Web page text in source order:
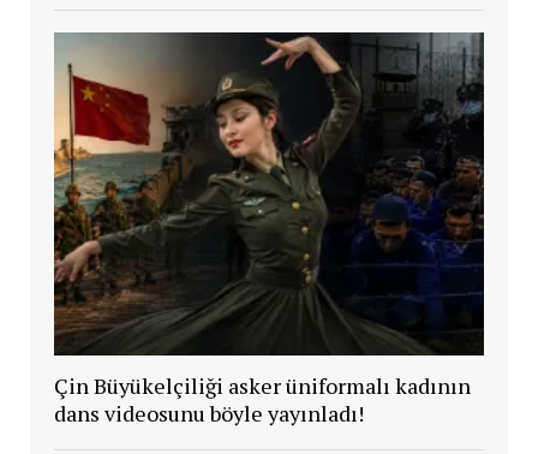
Çin Büyükelçiliği asker üniformalı kadının
dans videosunu böyle yayınladı!